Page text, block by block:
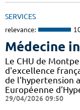
SERVICES
relevance:
Médecine
Le CHU de
d'excellence
de l'hypertension
Européenne
29/04/2026 09:50